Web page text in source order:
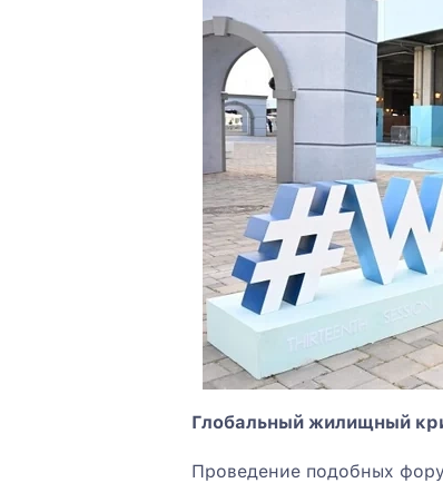
Глобальный жилищный
Проведение подобных